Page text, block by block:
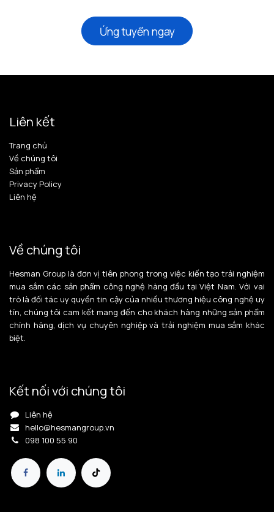
Ứng tuyển ngay
Liên kết
Trang chủ
Về chúng tôi
Sản phẩm
Privacy Policy
Liên hệ
Về chúng tôi
Hesman Group là đơn vị tiên phong trong việc kiến tạo trải nghiệm
mua sắm các sản phẩm công nghệ hàng đầu tại Việt Nam. Với vai
trò là đối tác uy quyền tin cậy của nhiều thương hiệu công nghệ uy
tín, chúng tôi cam kết mang đến cho khách hàng những sản phẩm
chính hãng, dịch vụ chuyên nghiệp và trải nghiệm mua sắm khác
biệt.
Kết nối với chúng tôi
Liên hệ
hello@hesmangroup.vn
098 100 55 90